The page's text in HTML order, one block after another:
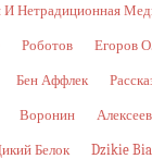
И Нетрадиционная
Роботов Егоров
Бен Аффлек
Воронин Алексеев
Белок Dzikie